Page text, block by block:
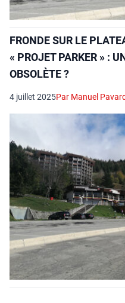
FRONDE SUR LE
« PROJET PARKER » :
OBSOLÈTE ?
4 juillet 2025Par Manuel Pavard